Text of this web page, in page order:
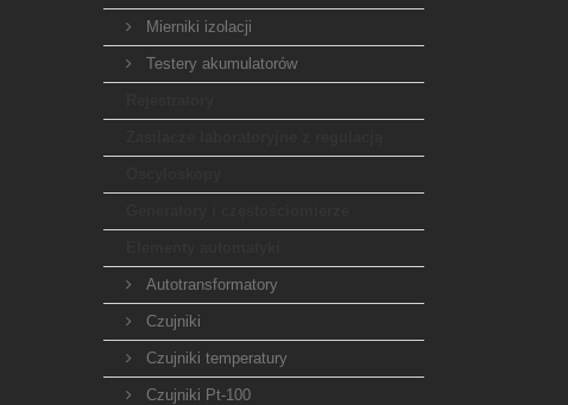
Mierniki izolacji
Testery akumulatorów
Autotransformatory
Czujniki
Czujniki temperatury
Czujniki Pt-100